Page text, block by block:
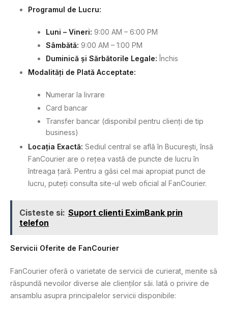
Programul de Lucru:
Luni – Vineri: 9:00 AM – 6:00 PM
Sâmbătă: 9:00 AM – 1:00 PM
Duminică și Sărbătorile Legale: Închis
Modalități de Plată Acceptate:
Numerar la livrare
Card bancar
Transfer bancar (disponibil pentru clienți de tip
business)
Locația Exactă: Sediul central se află în București, însă
FanCourier are o rețea vastă de puncte de lucru în
întreaga țară. Pentru a găsi cel mai apropiat punct de
lucru, puteți consulta site-ul web oficial al FanCourier.
Cisteste si: Suport clienti EximBank prin
telefon
Servicii Oferite de FanCourier
FanCourier oferă o varietate de servicii de curierat, menite să
răspundă nevoilor diverse ale clienților săi. Iată o privire de
ansamblu asupra principalelor servicii disponibile: